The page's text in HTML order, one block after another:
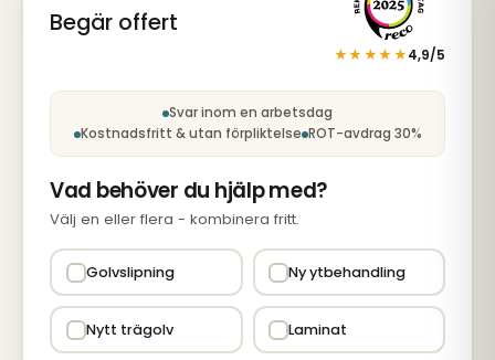
Begär offert
★★★★★4,9/5
Steg 1 av 5: TjänstSvar inom en arbetsdag
Kostnadsfritt & utan förpliktelse ROT-avdrag 30%
Vad behöver du hjälp med?
Välj en eller flera - kombinera fritt.
Golvslipning Ny ytbehandling
Nytt trägolv Laminat